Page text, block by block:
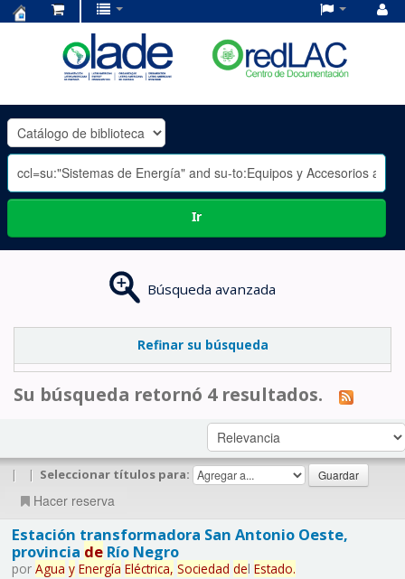
OLADE
-
Ir
Búsqueda avanzada
Refinar su búsqueda
Su búsqueda retornó 4 resultados.
| | Seleccionar títulos para:
Hacer reserva
Estación transformadora San Antonio Oeste,
provincia deRío Negro
por Agua y Energía Eléctrica, Sociedad del Estado.